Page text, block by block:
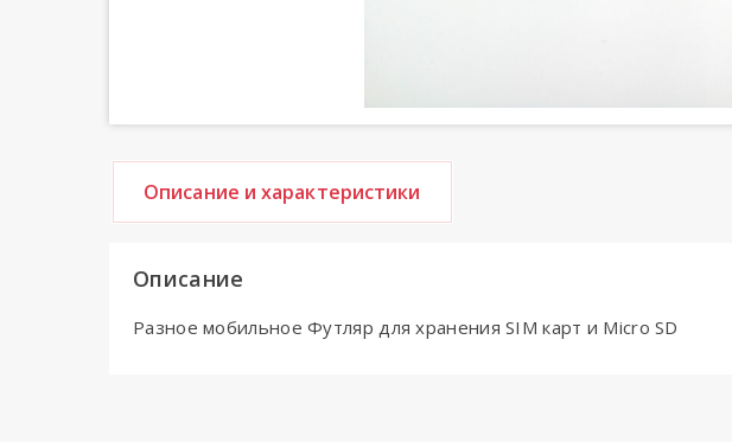
Описание и характеристики
Описание
Разное мобильное Футляр для хранения SIM карт и Micro SD